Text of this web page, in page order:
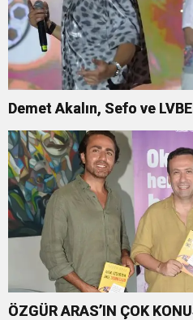
Demet Akalın, Sefo ve
ÖZGÜR ARAS’IN ÇOK